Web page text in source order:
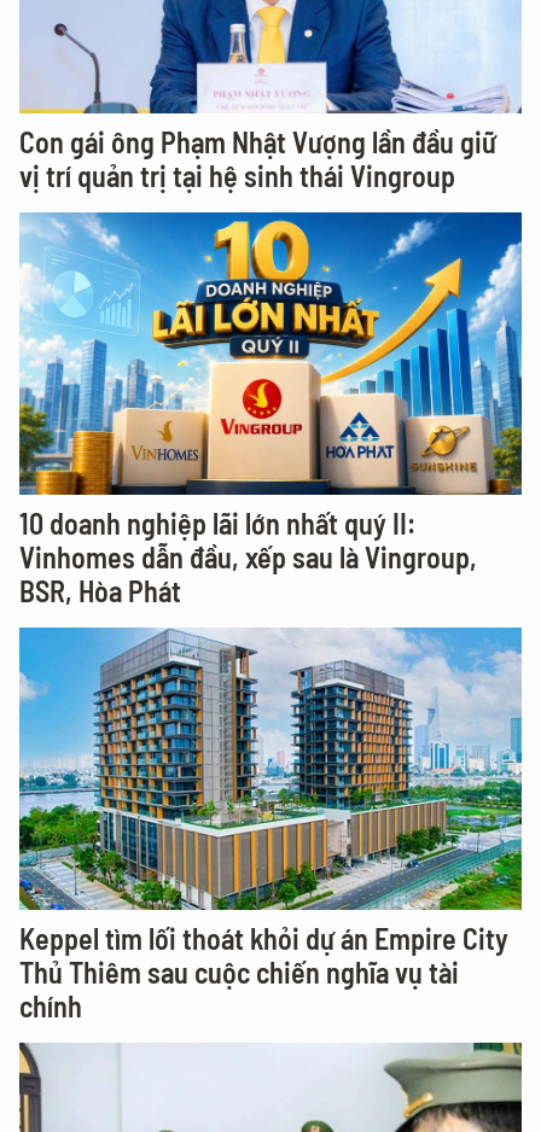
Con gái ông Phạm Nhật Vượng lần đầu giữ
vị trí quản trị tại hệ sinh thái Vingroup
10 doanh nghiệp lãi lớn nhất quý II:
Vinhomes dẫn đầu, xếp sau là Vingroup,
BSR, Hòa Phát
Keppel tìm lối thoát khỏi dự án Empire City
Thủ Thiêm sau cuộc chiến nghĩa vụ tài
chính